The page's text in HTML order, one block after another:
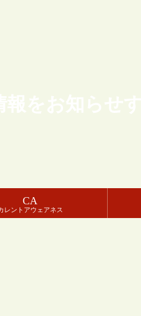
をお知らせ
CA
レントアウェアネス